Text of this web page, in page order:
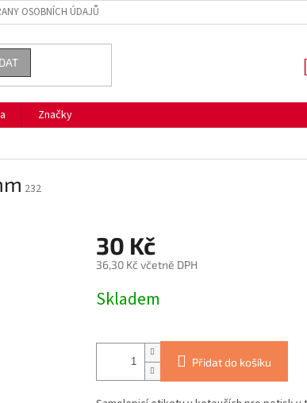
OSOBNÍCH ÚDAJŮ
Značky
232
30 Kč
36,30 Kč včetně DPH
cena:
Skladem
Přidat do košíku